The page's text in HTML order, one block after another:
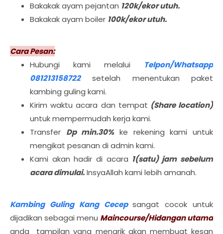
Bakakak ayam pejantan 120k/ekor utuh.
Bakakak ayam boiler 100k/ekor utuh.
Cara Pesan:
Hubungi kami melalui Telpon/Whatsapp
081213158722setelah menentukan paket
kambing guling kami.
Kirim waktu acara dan tempat (Share location)
untuk mempermudah kerja kami.
Transfer Dp min.30%ke rekening kami untuk
mengikat pesanan di admin kami.
Kami akan hadir di acara 1(satu) jam sebelum
acara dimulai.InsyaAllah kami lebih amanah.
Kambing Guling Kang Cecepsangat cocok untuk
dijadikan sebagai menu Maincourse/Hidangan utama
anda tampilan yang menarik akan membuat kesan